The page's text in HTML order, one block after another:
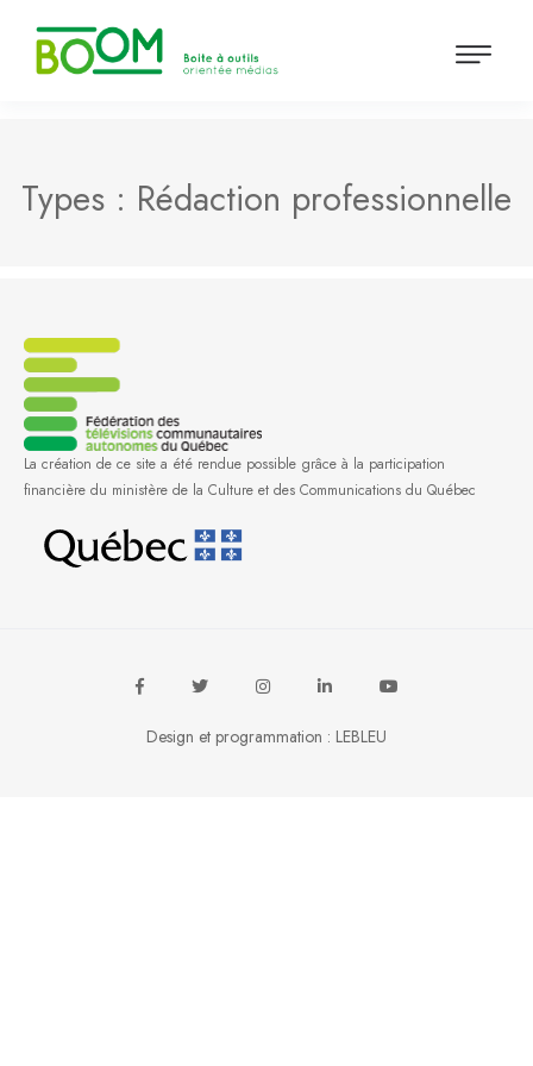
Types : Rédaction professionnelle
La création de ce site a été rendue possible grâce à la participation
financière du ministère de la Culture et des Communications du Québec
Design et programmation : LEBLEU